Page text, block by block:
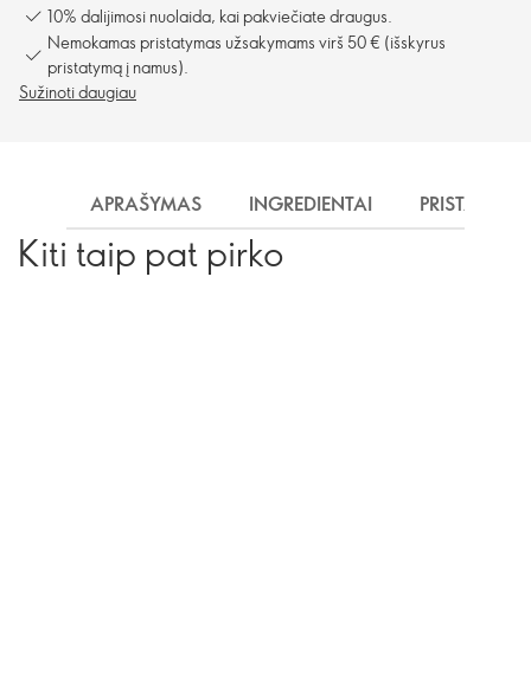
10% dalijimosi nuolaida, kai pakviečiate draugus.
Nemokamas pristatymas užsakymams virš 50 € (išskyrus
pristatymą į namus).
Sužinoti daugiau
APRAŠYMAS INGREDIENTAI
Kiti taip pat pirko